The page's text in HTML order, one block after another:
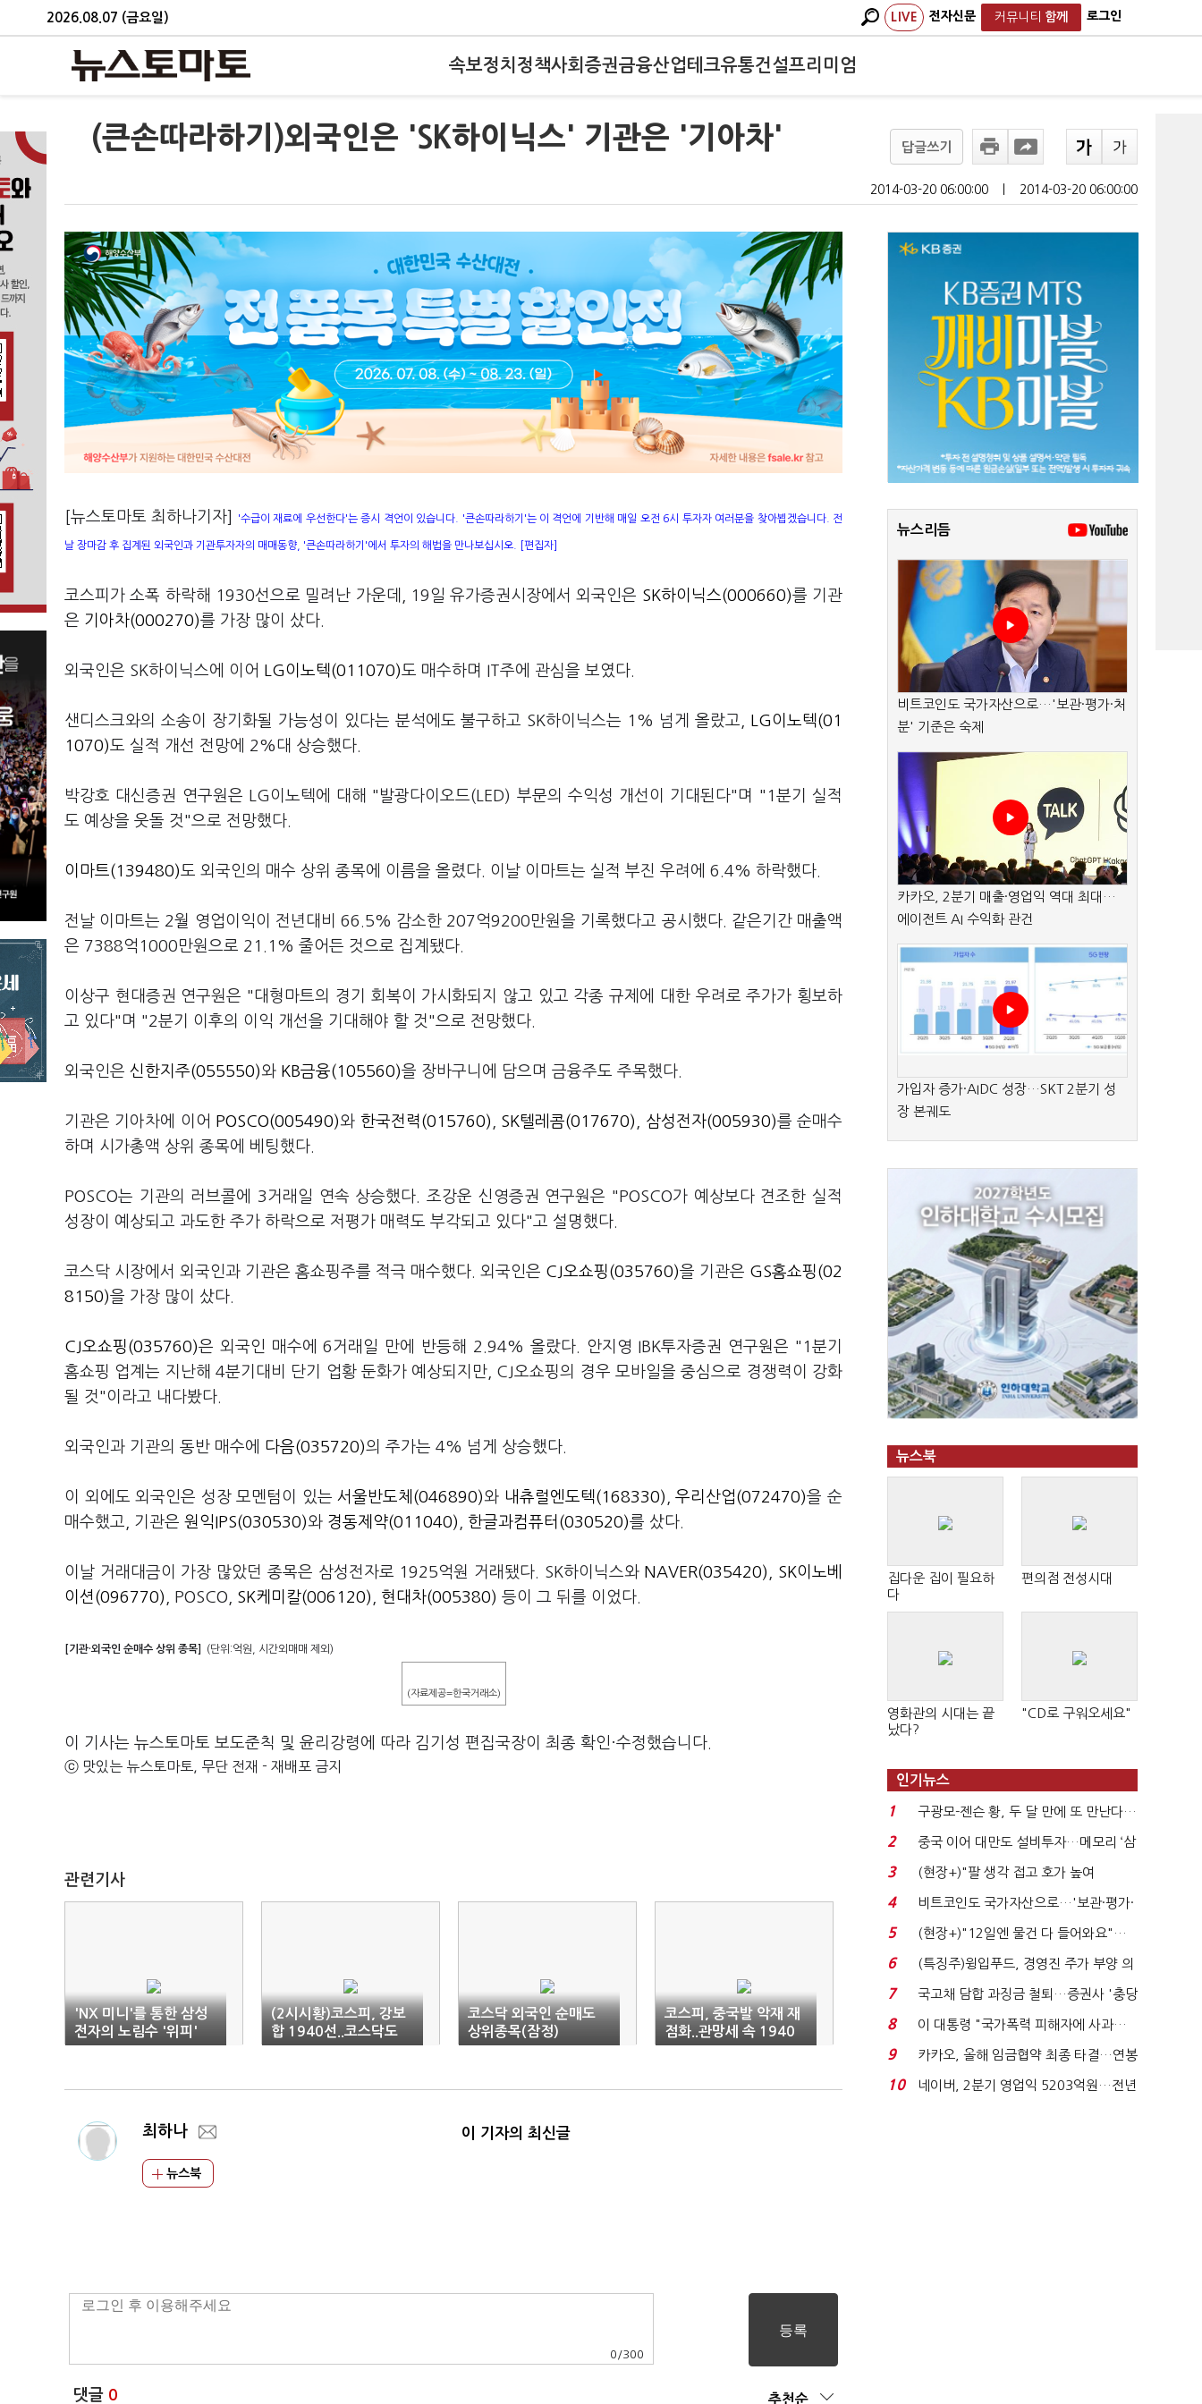
2026.08.07 (금요일) LIVE 전자신문 커뮤니티 함께 로그인
속보정치 정책사회 증권금융산업테크유통건설프리미엄
(큰손따라하기)외국인은 'SK하이닉스' 기관은 '기아차' 답글쓰기
2014-03-20 06:00:00 2014-03-20 06:00:00
[뉴스토마토 최하나기자] '수급이 재료에 우선한다'는 증시 격언이 있습니다. '큰손따라하기'는 이 격언에 기반해 매일 오전 6시 투자자 여러분을 찾아뵙겠습니다. 전
날 장마감 후 집계된 외국인과 기관투자자의 매매동향, '큰손따라하기'에서 투자의 해법을 만나보십시오. [편집자]
코스피가 소폭 하락해 1930선으로 밀려난 가운데, 19일 유가증권시장에서 외국인은 SK하이닉스(000660)를 기관
은 기아차(000270)를 가장 많이 샀다.
외국인은 SK하이닉스에 이어 LG이노텍(011070)도 매수하며 IT주에 관심을 보였다.
샌디스크와의 소송이 장기화될 가능성이 있다는 분석에도 불구하고 SK하이닉스는 1% 넘게 올랐고,
LG이노텍(01
1070)도 실적 개선 전망에 2%대 상승했다.
박강호 대신증권 연구원은 LG이노텍에 대해 "발광다이오드(LED) 부문의 수익성 개선이 기대된다"며 "1분기 실적
도 예상을 웃돌 것"으로 전망했다.
이마트(139480)도 외국인의 매수 상위 종목에 이름을 올렸다. 이날 이마트는 실적 부진 우려에 6.4% 하락했다.
전날 이마트는 2월 영업이익이 전년대비 66.5% 감소한 207억9200만원을 기록했다고 공시했다. 같은기간 매출액
은 7388억1000만원으로 21.1% 줄어든 것으로 집계됐다.
이상구 현대증권 연구원은 "대형마트의 경기 회복이 가시화되지 않고 있고 각종 규제에 대한 우려로 주가가 횡보하
고 있다"며 "2분기 이후의 이익 개선을 기대해야 할 것"으로 전망했다.
외국인은 신한지주(055550)와 KB금융(105560)을 장바구니에 담으며 금융주도 주목했다.
기관은 기아차에 이어 POSCO(005490)와 한국전력(015760) SK텔레콤(017670) 삼성전자(005930)를 순매수
하며 시가총액 상위 종목에 베팅했다.
POSCO는 기관의 러브콜에 3거래일 연속 상승했다. 조강운 신영증권 연구원은 "POSCO가 예상보다 견조한 실적
성장이 예상되고 과도한 주가 하락으로 저평가 매력도 부각되고 있다"고 설명했다.
코스닥 시장에서 외국인과 기관은 홈쇼핑주를 적극 매수했다. 외국인은 CJ오쇼핑(035760)을 기관은 GS홈쇼핑(02
8150)을 가장 많이 샀다.
CJ오쇼핑(035760)은 외국인 매수에 6거래일 만에 반등해 2.94% 올랐다. 안지영 IBK투자증권 연구원은 "1분기
홈쇼핑 업계는 지난해 4분기대비 단기 업황 둔화가 예상되지만, CJ오쇼핑의 경우 모바일을 중심으로 경쟁력이 강화
될 것"이라고 내다봤다.
외국인과 기관의 동반 매수에 다음(035720)의 주가는 4% 넘게 상승했다.
이 외에도 외국인은 성장 모멘텀이 있는서울반도체(046890)와 내츄럴엔도텍(168330) ,우리산업(072470)을 순
매수했고, 기관은 원익IPS(030530)와 경동제약(011040) 한글과컴퓨터(030520)를 샀다.
이날 거래대금이 가장 많았던 종목은 삼성전자로 1925억원 거래됐다. SK하이닉스와 NAVER(035420)
SK이노베
이션(096770)
, POSCO, SK케미칼(006120) 현대차(005380) 등이 그 뒤를 이었다.
[기관·외국인 순매수 상위 종목] (단위:억원, 시간외매매 제외)
(자료제공=한국거래소)
이 기사는 뉴스토마토 보도준칙 및 윤리강령에 따라 김기성 편집국장이 최종 확인·수정했습니다.
ⓒ 맛있는 뉴스토마토, 무단 전재 - 재배포 금지
관련기사
'NX 미니'를 통한 삼성
전자의 노림수 '위피'
(2시시황)코스피, 강보
합 1940선..코스닥도
상승
코스닥 외국인 순매도
상위종목(잠정)
코스피, 중국발 악재 재
점화..관망세 속 1940
선 이탈(마감)
최하나
뉴스북
이 기자의 최신글
0 /300
댓글 0 추천순
뉴스리듬
비트코인도 국가자산으로…'보관·평가·처
분' 기준은 숙제
카카오, 2분기 매출·영업익 역대 최대…
에이전트 AI 수익화 관건
가입자 증가·AIDC 성장…SKT 2분기 성
장 본궤도
뉴스북
집다운 집이 필요하
다
편의점 전성시대
영화관의 시대는 끝
났다?
"CD로 구워오세요"
인기뉴스
1
구광모-젠슨 황, 두 달 만에 또 만난다…
로봇·AI 등 논...
2
중국 이어 대만도 설비투자…메모리 ‘삼
국전쟁’
3
(현장+)"팔 생각 접고 호가 높여
요"…'덜 똘똘한 한 채' 20...
4
비트코인도 국가자산으로…'보관·평가·
처분' 기준은 ...
5
(현장+)"12일엔 물건 다 들어와요"…
빈 매대 채우며 문 연 ...
6
(특징주)윙입푸드, 경영진 주가 부양 의
지에 상한가...
7
국고채 담합 과징금 철퇴…증권사 '충당
금 폭탄' 우려...
8
이 대통령 "국가폭력 피해자에 사과…
적극적 조사로 진...
9
카카오, 올해 임금협약 최종 타결…연봉
6.3% 인상·격려...
10
네이버, 2분기 영업익 5203억원…전년